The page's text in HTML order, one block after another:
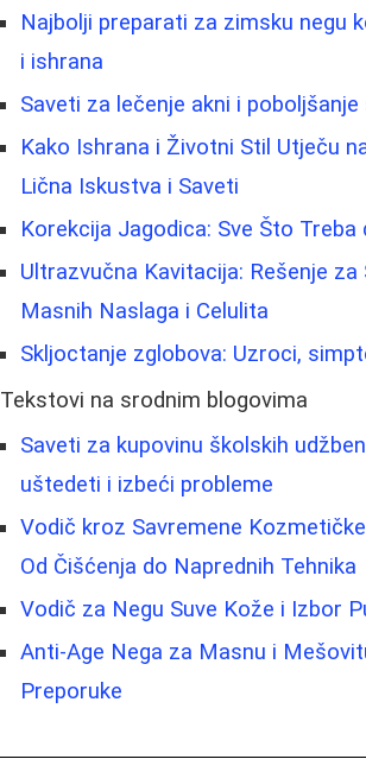
Najbolji preparati za zimsku negu
i ishrana
Saveti za lečenje akni i
Kako Ishrana i Životni Stil Utječu
Lična Iskustva i Saveti
Korekcija Jagodica: Sve Što Treba
Ultrazvučna Kavitacija: Rešenje za
Masnih Naslaga i Celulita
Skljoctanje zglobova: Uzroci,
Tekstovi na srodnim blogovima
Saveti za kupovinu školskih
uštedeti i izbeći probleme
Vodič kroz Savremene
Od Čišćenja do Naprednih Tehnika
Vodič za Negu Suve Kože i Izbor
Anti-Age Nega za Masnu i
Preporuke